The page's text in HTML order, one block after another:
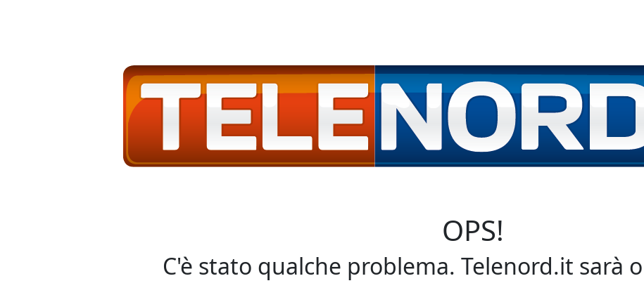
OPS!
C'è stato qualche problema. Telenord.it sarà